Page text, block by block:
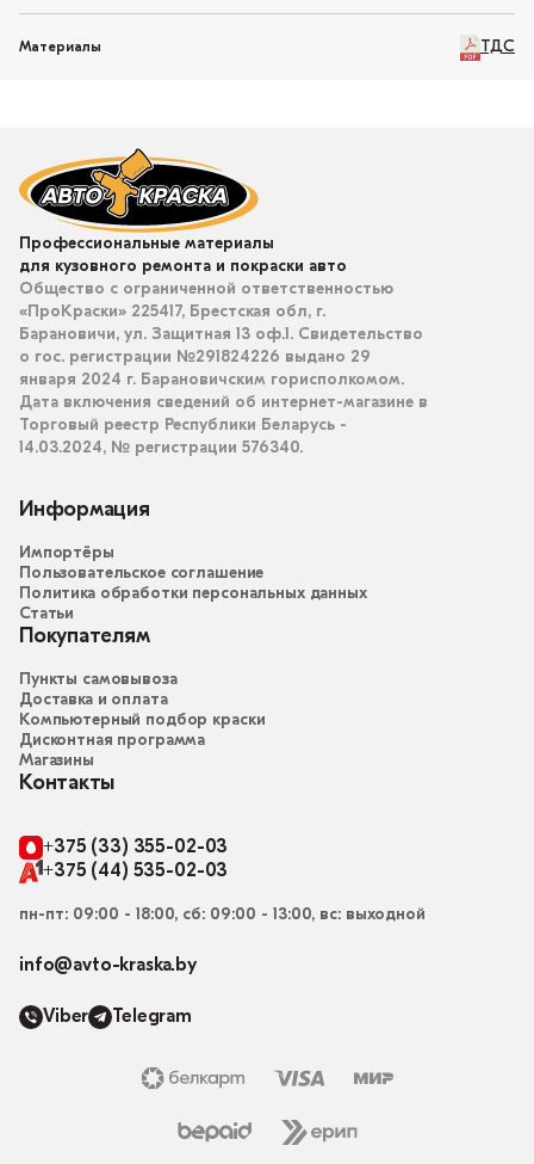
Материалы ТДС
Профессиональные материалы
для кузовного ремонта и покраски авто
Общество с ограниченной ответственностью
«ПроКраски» 225417, Брестская обл, г.
Барановичи, ул. Защитная 13 оф.1. Свидетельство
о гос. регистрации №291824226 выдано 29
января 2024 г. Барановичским горисполкомом.
Дата включения сведений об интернет-магазине в
Торговый реестр Республики Беларусь -
14.03.2024, № регистрации 576340.
Информация
Импортёры
Пользовательское соглашение
Политика обработки персональных данных
Статьи
Покупателям
Пункты самовывоза
Доставка и оплата
Компьютерный подбор краски
Дисконтная программа
Магазины
Контакты
+375 (33) 355-02-03
+375 (44) 535-02-03
пн-пт: 09:00 - 18:00, сб: 09:00 - 13:00, вс: выходной
info@avto-kraska.by
Viber Telegram